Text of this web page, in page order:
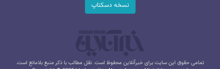
نسخه دسکتاپ
تمامی حقوق این سایت برای خبرآنلاین محفوظ است. نقل مطالب با ذکر منبع بلامانع است.